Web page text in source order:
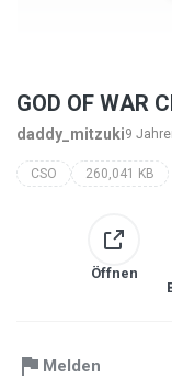
GOD OF WAR
daddy_mitzuki9
CSO 260,041 KB
Öffnen
Melden